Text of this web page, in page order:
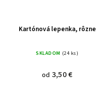
Kartónová lepenka, rôzne
SKLADOM (24 ks)
od 3,50 €